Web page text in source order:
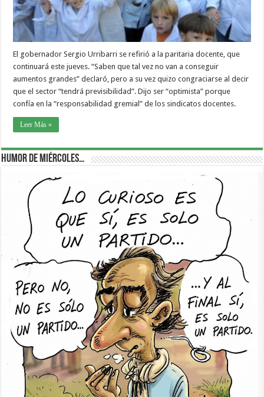
El gobernador Sergio Urribarri se refirió a la paritaria docente, que
continuará este jueves. “Saben que tal vez no van a conseguir
aumentos grandes” declaró, pero a su vez quizo congraciarse al decir
que el sector “tendrá previsibilidad”. Dijo ser “optimista” porque
confía en la “responsabilidad gremial” de los sindicatos docentes.
Leer Más »
Humor de Miércoles…